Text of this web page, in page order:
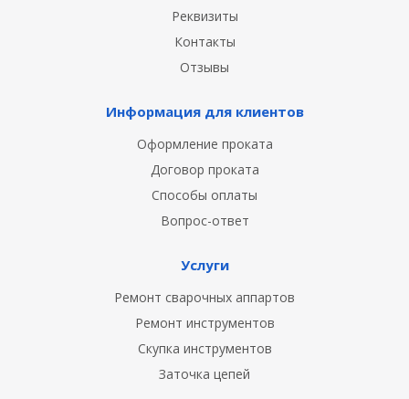
Реквизиты
Контакты
Отзывы
Информация для клиентов
Оформление проката
Договор проката
Способы оплаты
Вопрос-ответ
Услуги
Ремонт сварочных аппартов
Ремонт инструментов
Скупка инструментов
Заточка цепей